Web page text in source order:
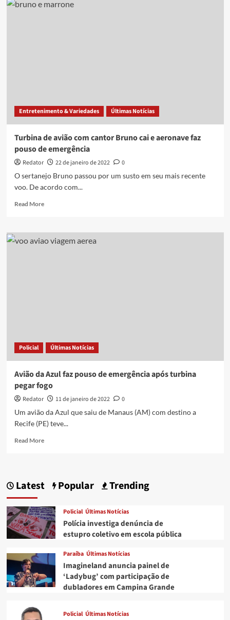
morre
na
Entretenimento & Variedades Últimas Notícias
Turbina de avião com cantor Bruno cai e aeronave faz
pouso de emergência
Redator 22 de janeiro de 2022
0
O sertanejo Bruno passou por um susto em seu mais recente
voo. De acordo com...
Read MoreRead
Turbina
de
emergência
Policial Últimas Notícias
Avião da Azul faz pouso de emergência após turbina
pegar fogo
Redator 11 de janeiro de 2022
0
Um avião da Azul que saiu de Manaus (AM) com destino a
Recife (PE) teve...
Read MoreRead
Azul
pouso
de
emergência
após
pegar
fogo
Latest Popular Trending
Policial Últimas Notícias
Polícia investiga denúncia de
estupro coletivo em escola pública
Paraíba Últimas Notícias
Imagineland anuncia painel de
‘Ladybug’ com participação de
dubladores em Campina Grande
Policial Últimas Notícias